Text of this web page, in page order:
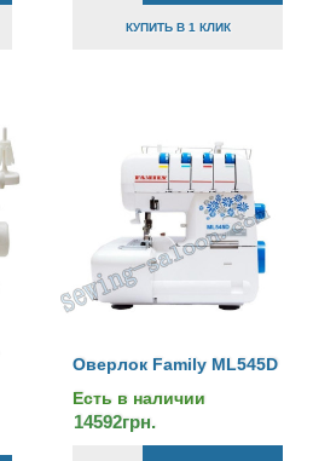
КУПИТЬ В 1 КЛИК
Оверлок Family ML545D
Есть в наличии
14592грн.